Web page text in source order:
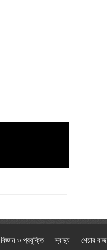
বিজ্ঞান ও প্রযুক্তি স্বাস্থ্য শেয়ার